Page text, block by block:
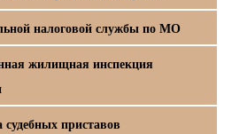
налоговой службы по МО
жилищная инспекция
приставов